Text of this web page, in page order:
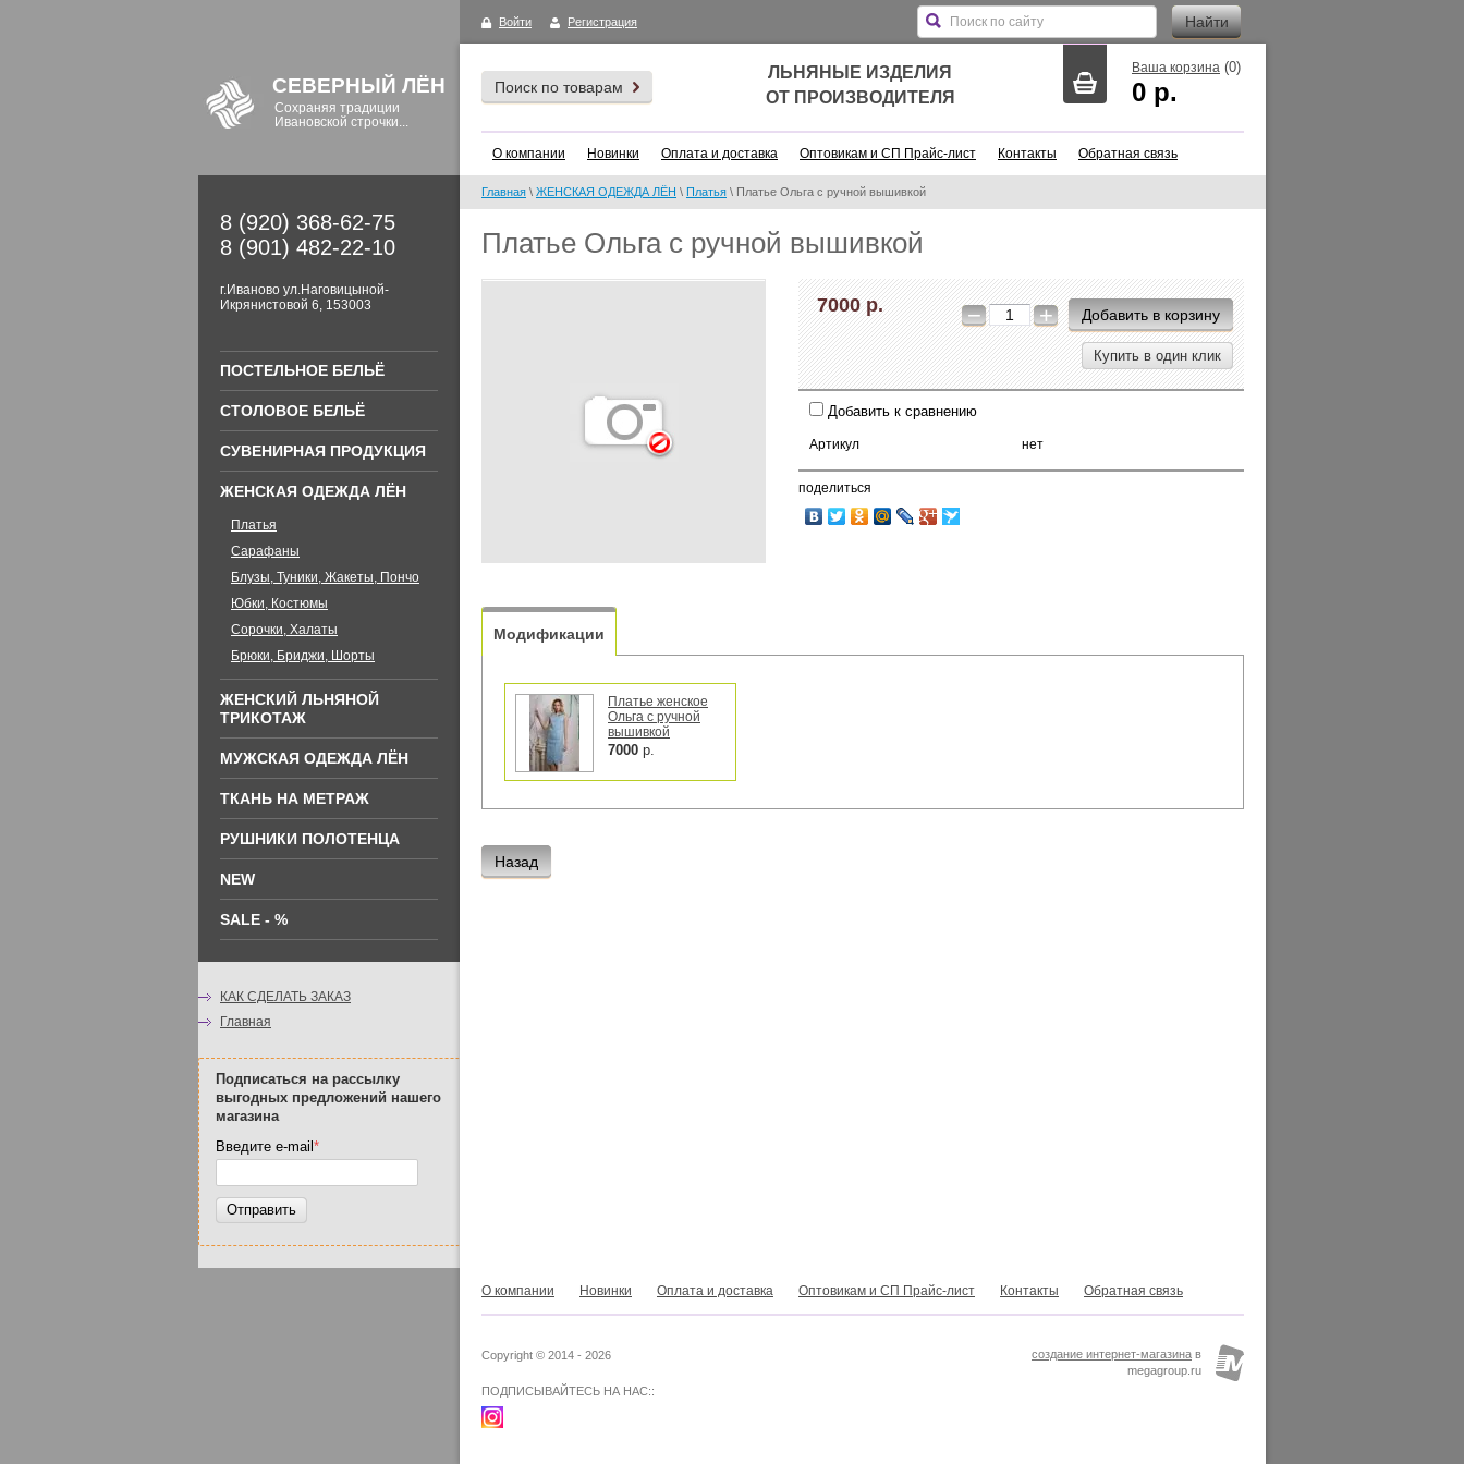
СЕВЕРНЫЙ ЛЁН
Сохраняя традиции
Ивановской строчки...
Войти Регистрация
Поиск по товарам
ЛЬНЯНЫЕ ИЗДЕЛИЯ
ОТ ПРОИЗВОДИТЕЛЯ
Ваша корзина (0)
0 р.
О компании Новинки Оплата и доставка Оптовикам и СП Прайс-лист Контакты Обратная связь
8 (920) 368-62-75
8 (901) 482-22-10
г.Иваново ул.Наговицыной-
Икрянистовой 6, 153003
ПОСТЕЛЬНОЕ БЕЛЬЁ
СТОЛОВОЕ БЕЛЬЁ
СУВЕНИРНАЯ ПРОДУКЦИЯ
ЖЕНСКАЯ ОДЕЖДА ЛЁН
Платья
Сарафаны
Блузы, Туники, Жакеты, Пончо
Юбки, Костюмы
Сорочки, Халаты
Брюки, Бриджи, Шорты
ЖЕНСКИЙ ЛЬНЯНОЙ
ТРИКОТАЖ
МУЖСКАЯ ОДЕЖДА ЛЁН
ТКАНЬ НА МЕТРАЖ
РУШНИКИ ПОЛОТЕНЦА
NEW
SALE - %
КАК СДЕЛАТЬ ЗАКАЗ
Главная
Подписаться на рассылку
выгодных предложений нашего
магазина
Введите e-mail *
Отправить
Главная \ ЖЕНСКАЯ ОДЕЖДА ЛЁН \ Платья \ Платье Ольга с ручной вышивкой
Платье Ольга с ручной вышивкой
7000 р. − + Добавить в корзину
Купить в один клик
Добавить к сравнению
Артикул нет
поделиться
Модификации
Платье женское
Ольга с ручной
вышивкой
7000 р.
Назад
О компании Новинки Оплата и доставка Оптовикам и СП Прайс-лист Контакты Обратная связь
Copyright © 2014 - 2026
ПОДПИСЫВАЙТЕСЬ НА НАС::
создание интернет-магазина в
megagroup.ru